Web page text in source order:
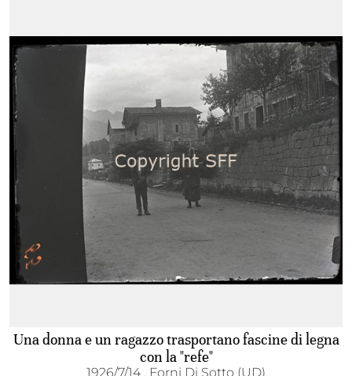
Una donna e un ragazzo trasportano fascine di legna
con la "refe"
1926/7/14 , Forni Di Sotto (UD)